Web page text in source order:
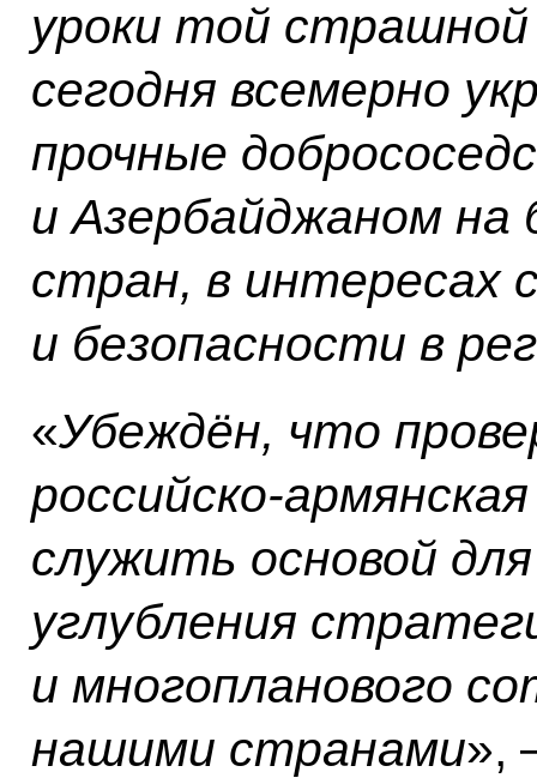
уроки той
сегодня всемерно
прочные
и Азербайджаном на
стран, в интересах
и безопасности в
«Убеждён, что
российско-
служить основой
углубления
и многопланового
нашими странами»,